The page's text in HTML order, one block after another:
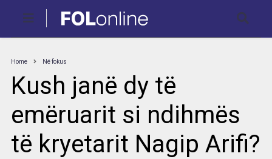
Home Në fokus
Kush janë dy të
emëruarit si ndihmës
të kryetarit Nagip Arifi?